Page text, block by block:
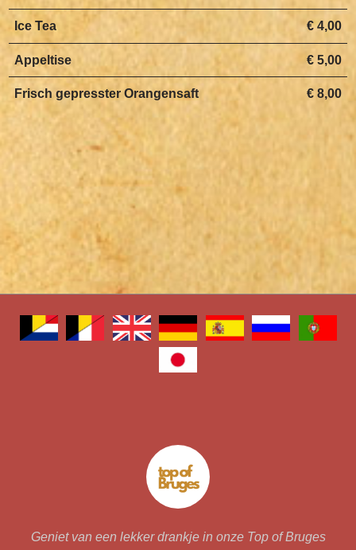
€ 4,00
Ice Tea
€ 5,00
Appeltise
€ 8,00
Frisch gepresster Orangensaft
Geniet van een lekker drankje in onze Top of Bruges